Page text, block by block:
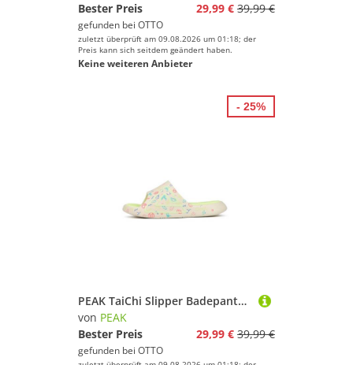
Bester Preis
29,99 € 39,99 €
gefunden bei OTTO
zuletzt überprüft am 09.08.2026 um 01:18; der
Preis kann sich seitdem geändert haben.
Keine weiteren Anbieter
PEAK TaiChi Slipper Badepantolette
von PEAK
Bester Preis
29,99 € 39,99 €
gefunden bei OTTO
- 25%